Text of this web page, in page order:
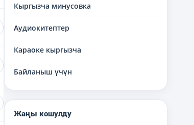
Кыргызча минусовка
Аудиокитептер
Караоке кыргызча
Байланыш үчүн
Жаңы кошулду